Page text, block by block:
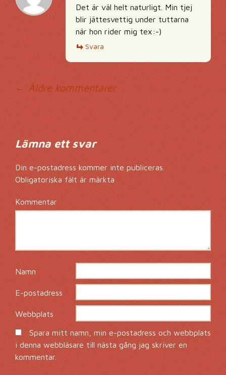
Det är väl helt naturligt. Min tjej
blir jättesvettig under tuttarna
när hon rider mig tex:-)
Svara
← Äldre kommentarer
Lämna ett svar
Din e-postadress kommer inte publiceras.
Obligatoriska fält är märkta*
Kommentar*
Namn*
E-postadress*
Webbplats
Spara mitt namn, min e-postadress och webbplats
i denna webbläsare till nästa gång jag skriver en
kommentar.